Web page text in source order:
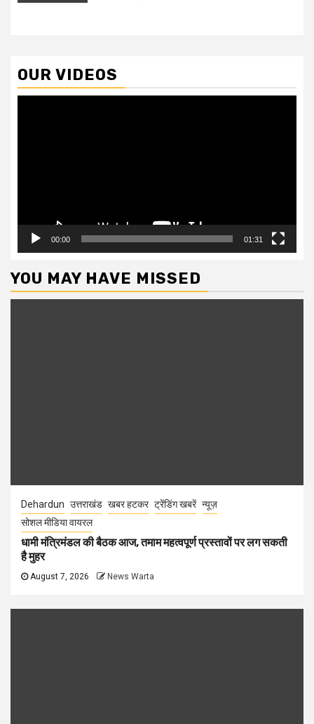
OUR VIDEOS
00:00 01:31
YOU MAY HAVE MISSED
Dehardun उत्तराखंड खबर हटकर ट्रेंडिंग खबरें न्यूज़
सोशल मीडिया वायरल
धामी मंत्रिमंडल की बैठक आज, तमाम महत्वपूर्ण प्रस्तावों पर लग सकती
है मुहर
August 7, 2026 News Warta